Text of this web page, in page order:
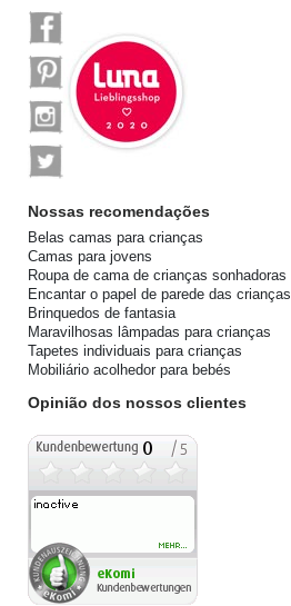
Nossas recomendações
Belas camas para crianças
Camas para jovens
Roupa de cama de crianças sonhadoras
Encantar o papel de parede das crianças
Brinquedos de fantasia
Maravilhosas lâmpadas para crianças
Tapetes individuais para crianças
Mobiliário acolhedor para bebés
Opinião dos nossos clientes